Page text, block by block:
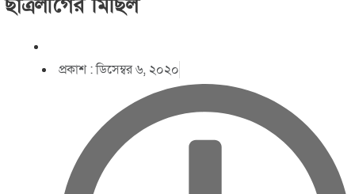
প্রকাশ :ডিসেম্বর ৬, ২০২০